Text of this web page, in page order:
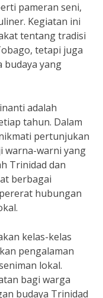
pameran seni,
Kegiatan ini
tentang tradisi
tetapi juga
budaya yang
adalah
tahun. Dalam
pertunjukan
warna-warni yang
Trinidad dan
berbagai
hubungan
kelas-kelas
pengalaman
lokal.
bagi warga
budaya Trinidad